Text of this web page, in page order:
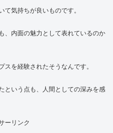
気持ちが良いものです。
、内面の魅力として表れているのか
を経験されたそうなんです。
という点も、人間としての深みを感
ーリンク